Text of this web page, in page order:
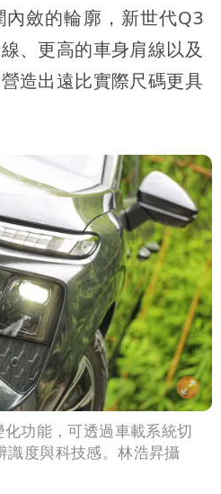
斂的輪廓，新世代Q3
、更高的車身肩線以及
造出遠比實際尺碼更具
功能，可透過車載系統切
識度與科技感。林浩昇攝